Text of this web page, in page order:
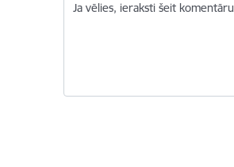
Ja vēlies, ieraksti šeit komentāru